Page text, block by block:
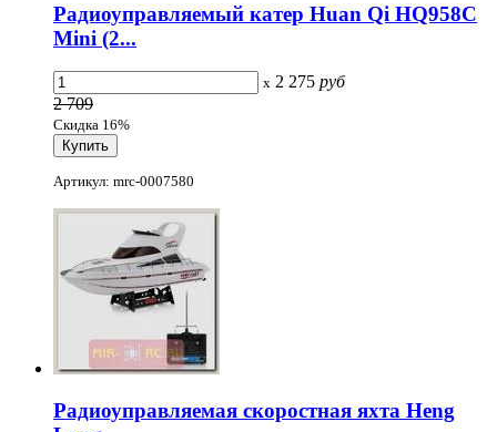
Радиоуправляемый катер Huan Qi HQ958C
Mini (2...
x 2 275 руб
2 709
Скидка 16%
Артикул: mrc-0007580
Радиоуправляемая скоростная яхта Heng